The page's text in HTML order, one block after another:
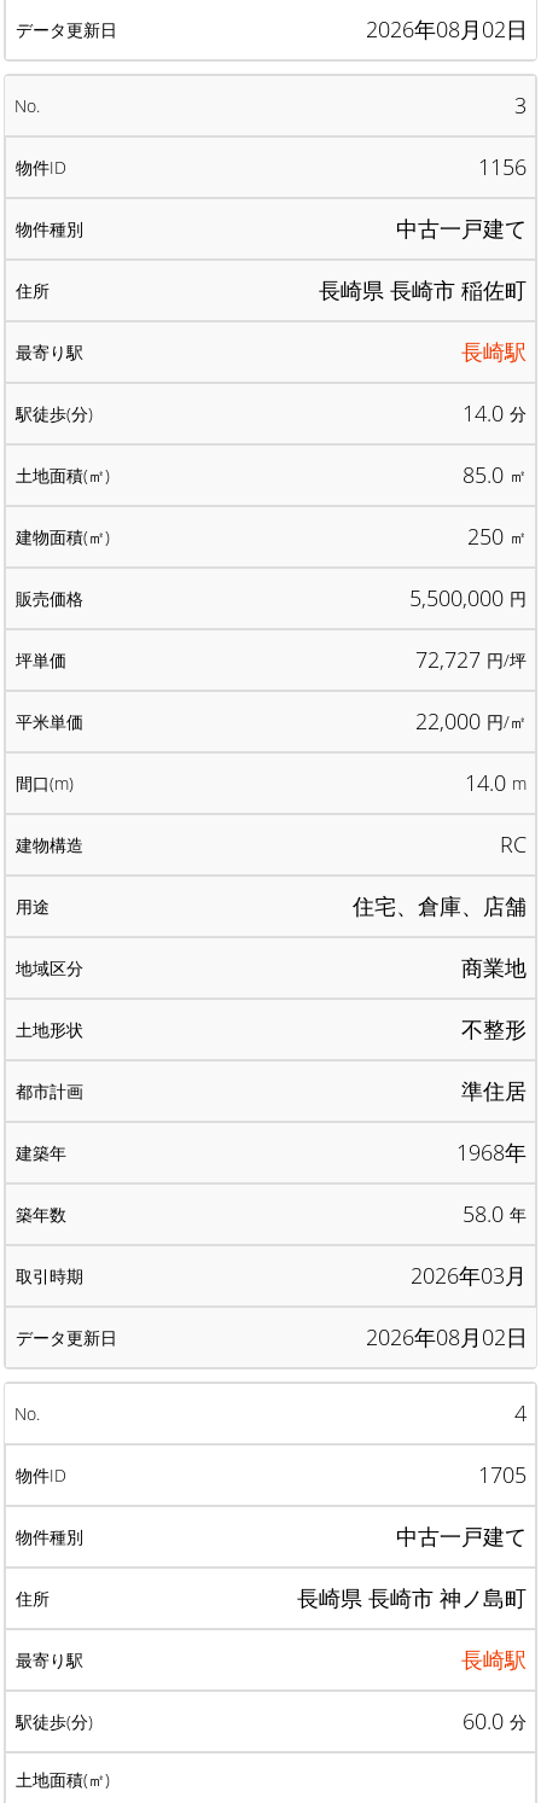
2026年08月02日
3
1156
中古一戸建て
長崎県 長崎市 稲佐町
長崎駅
14.0 分
85.0 ㎡
250 ㎡
5,500,000 円
72,727 円/坪
22,000 円/㎡
14.0 m
RC
住宅、倉庫、店舗
商業地
不整形
準住居
1968年
58.0 年
2026年03月
2026年08月02日
4
1705
中古一戸建て
長崎県 長崎市 神ノ島町
長崎駅
60.0 分